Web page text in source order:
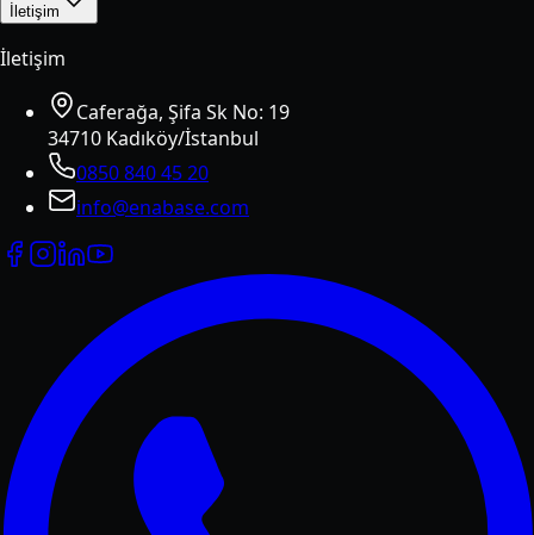
İletişim
İletişim
Caferağa, Şifa Sk No: 19
34710 Kadıköy/İstanbul
0850 840 45 20
info@enabase.com